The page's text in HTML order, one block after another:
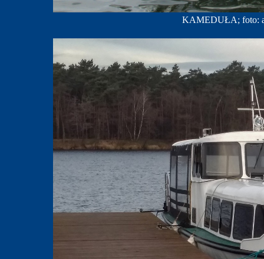
KAMEDUŁA; foto: